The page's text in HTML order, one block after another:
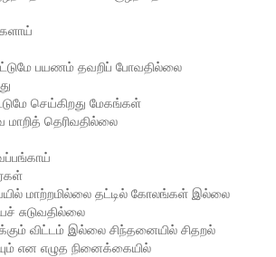
பயணம் தவறிப் போவதில்லை
செய்கிறது மேகங்கள்
தெரிவதில்லை
மாற்றமில்லை தட்டில் கோலங்கள் இல்லை
சுடுவதில்லை
விட்டம் இல்லை சிந்தனையில் சிதறல்
என எழுத நினைக்கையில்